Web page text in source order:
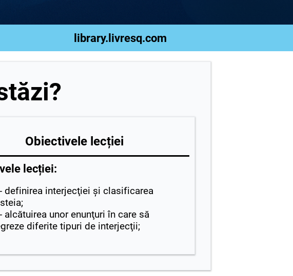
library.livresq.com
Obiectivele lecției
lecției:
definirea interjecţiei şi clasificarea
alcătuirea unor enunţuri în care să
diferite tipuri de interjecţii;